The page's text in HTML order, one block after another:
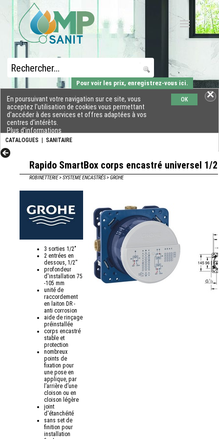
CATALOGUES SANITAIRE
En poursuivant votre navigation sur ce site, vous
acceptez l'utilisation de cookies vous permettant
d'accéder à des services et offres adaptées à vos
centres d'intérêts.
Plus d'informations
OK
Pour voir les prix, enregistrez-vous ici.